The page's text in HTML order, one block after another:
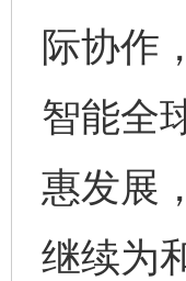
际协作
智能全
惠发展
继续为